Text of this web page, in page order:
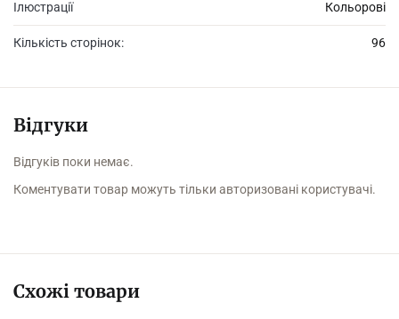
Ілюстрації Кольорові
Кількість сторінок: 96
Відгуки
Відгуків поки немає.
Коментувати товар можуть тільки авторизовані користувачі.
Схожі товари